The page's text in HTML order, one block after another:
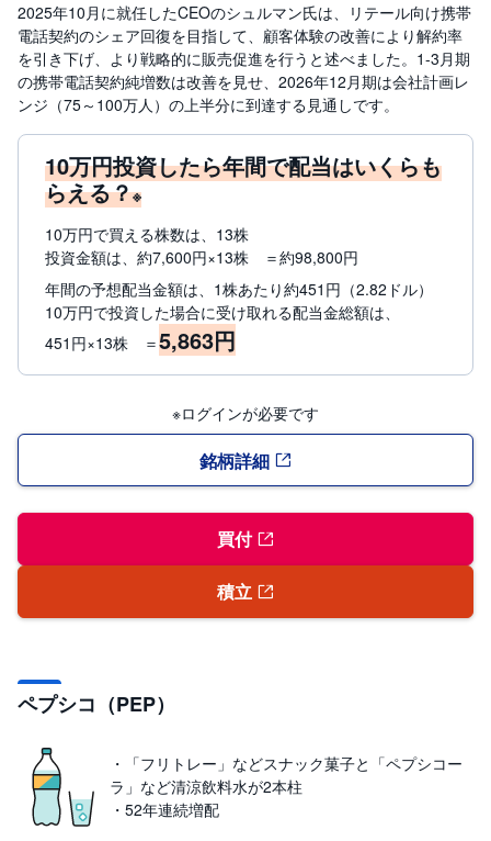
F
D
(
く
り
っ
く
株
3
5)
頭
T(
キ
ィ
ー
ン
ッ
ロ
ボ
R
O
B
P
2025年10月に就任したCEOのシュルマン氏は、リテール向け携帯
電話契約のシェア回復を目指して、顧客体験の改善により解約率
を引き下げ、より戦略的に販売促進を行うと述べました。1-3月期
の携帯電話契約純増数は改善を見せ、2026年12月期は会社計画レ
ンジ（75～100万人）の上半分に到達する見通しです。
10万円投資したら年間で配当はいくらも
らえる？※
10万円で買える株数は、13株
投資金額は、約7,600円×13株 ＝約98,800円
年間の予想配当金額は、1株あたり約451円（2.82ドル）
10万円で投資した場合に受け取れる配当金総額は、
451円×13株 ＝5,863円
※ログインが必要です
銘柄詳細
買付
積立
ペプシコ（PEP）
・「フリトレー」などスナック菓子と「ペプシコー
ラ」など清涼飲料水が2本柱
・52年連続増配